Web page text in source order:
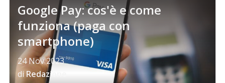
Google Pay: cos'è e come
funziona (paga con
smartphone)
24 Nov 2023
diRedazione